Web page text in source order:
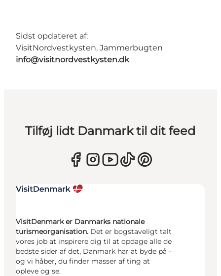
Sidst opdateret af:
VisitNordvestkysten, Jammerbugten
info@visitnordvestkysten.dk
Tilføj lidt Danmark til dit feed
VisitDenmark er Danmarks nationale
turismeorganisation. Det er bogstaveligt talt
vores job at inspirere dig til at opdage alle de
bedste sider af det, Danmark har at byde på -
og vi håber, du finder masser af ting at
opleve og se.